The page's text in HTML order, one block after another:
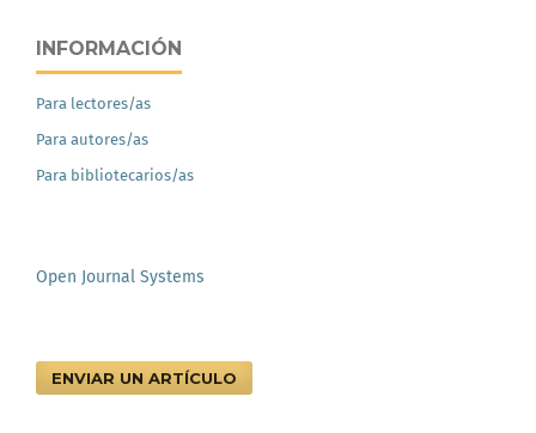
INFORMACIÓN
Para lectores/as
Para autores/as
Para bibliotecarios/as
Open Journal Systems
ENVIAR UN ARTÍCULO